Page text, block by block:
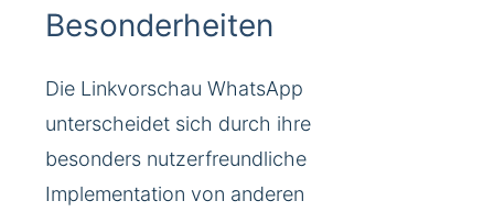
Besonderheiten
Die Linkvorschau WhatsApp
unterscheidet sich durch ihre
besonders nutzerfreundliche
Implementation von anderen